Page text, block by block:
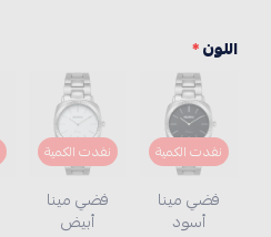
اللون*
نفدت الكمية
فضي مينا
أسود
نفدت الكمية
فضي مينا
أبيض